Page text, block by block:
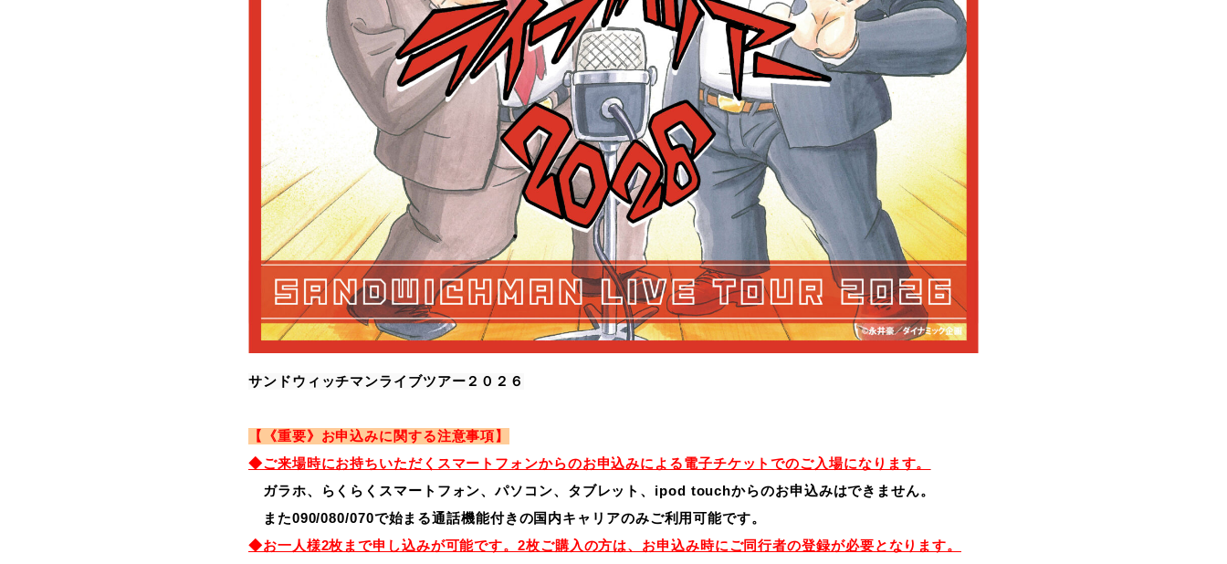
サンドウィッチマンライブツアー２０２６
【《重要》お申込みに関する注意事項】
◆ご来場時にお持ちいただくスマートフォンからのお申込みによる電子チケットでのご入場になります。
ガラホ、らくらくスマートフォン、パソコン、タブレット、ipod touchからのお申込みはできません。
また090/080/070で始まる通話機能付きの国内キャリアのみご利用可能です。
◆お一人様2枚まで申し込みが可能です。2枚ご購入の方は、お申込み時にご同行者の登録が必要となります。